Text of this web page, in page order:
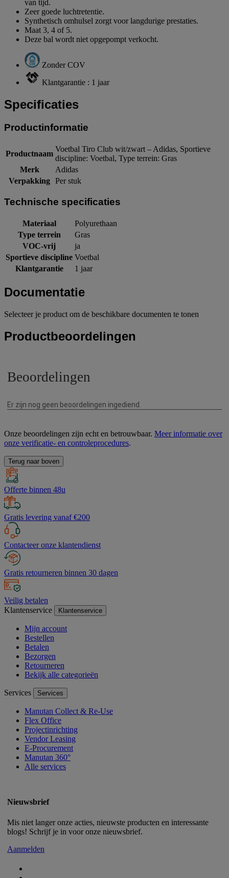
van tijd.
Zeer goede luchtretentie.
Synthetisch omhulsel zorgt voor langdurige prestaties.
Maat 3, 4 of 5.
Deze bal wordt niet opgepompt verkocht.
Zonder COV
Klantgarantie : 1 jaar
Specificaties
Productinformatie
Productnaam
Voetbal Tiro Club wit/zwart – Adidas, Sportieve
discipline: Voetbal, Type terrein: Gras
Merk
Adidas
Verpakking Per stuk
Technische specificaties
Materiaal
Polyurethaan
Type terrein
Gras
VOC-vrij
ja
Sportieve discipline Voetbal
Klantgarantie
1 jaar
Documentatie
Selecteer je product om de beschikbare documenten te tonen
Productbeoordelingen
Onze beoordelingen zijn echt en betrouwbaar. Meer informatie over
onze verificatie- en controleprocedures.
Terug naar boven
Offerte binnen 48u
Gratis levering vanaf €200
Contacteer onze klantendienst
Gratis retourneren binnen 30 dagen
Veilig betalen
Klantenservice
Klantenservice
Mijn account
Bestellen
Betalen
Bezorgen
Retourneren
Bekijk alle categorieën
Services Services
Manutan Collect & Re-Use
Flex Office
Projectinrichting
Vendor Leasing
E-Procurement
Manutan 360°
Alle services
Nieuwsbrief
Mis niet langer onze acties, nieuwste producten en interessante
blogs! Schrijf je in voor onze nieuwsbrief.
Aanmelden